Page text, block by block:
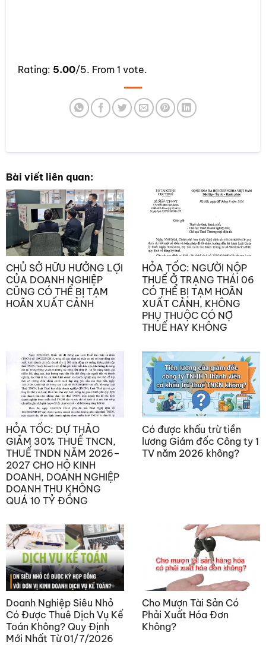
SUBMIT RATING
Rating: 5.00/5. From 1 vote.
Bài viết liên quan:
CHỦ SỞ HỮU HƯỞNG LỢI
CỦA DOANH NGHIỆP
CŨNG CÓ THỂ BỊ TẠM
HOÃN XUẤT CẢNH
HỎA TỐC: NGƯỜI NỘP
THUẾ Ở TRẠNG THÁI 06
CÓ THỂ BỊ TẠM HOÃN
XUẤT CẢNH, KHÔNG
PHỤ THUỘC CÓ NỢ
THUẾ HAY KHÔNG
HỎA TỐC: DỰ THẢO
GIẢM 30% THUẾ TNCN,
THUẾ TNDN NĂM 2026–
2027 CHO HỘ KINH
DOANH, DOANH NGHIỆP
DOANH THU KHÔNG
QUÁ 10 TỶ ĐỒNG
Có được khấu trừ tiền
lương Giám đốc Công ty 1
TV năm 2026 không?
Doanh Nghiệp Siêu Nhỏ
Có Được Thuê Dịch Vụ Kế
Toán Không? Quy Định
Mới Nhất Từ 01/7/2026
Cho Mượn Tài Sản Có
Phải Xuất Hóa Đơn
Không?